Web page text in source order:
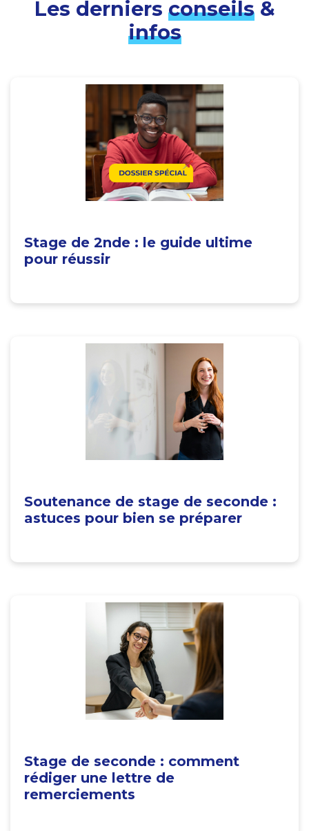
Les derniers conseils&
infos
Stage de 2nde : le guide ultime
pour réussir
Soutenance de stage de seconde :
astuces pour bien se préparer
Stage de seconde : comment
rédiger une lettre de
remerciements